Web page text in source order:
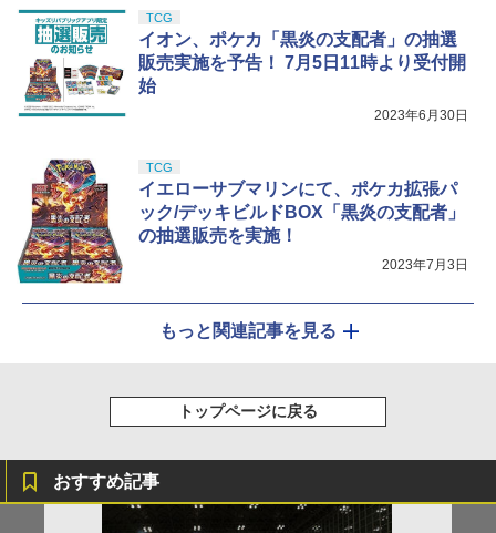
TCG
イオン、ポケカ「黒炎の支配者」の抽選
販売実施を予告！ 7月5日11時より受付開
始
2023年6月30日
TCG
イエローサブマリンにて、ポケカ拡張パ
ック/デッキビルドBOX「黒炎の支配者」
の抽選販売を実施！
2023年7月3日
もっと関連記事を見る
トップページに戻る
おすすめ記事